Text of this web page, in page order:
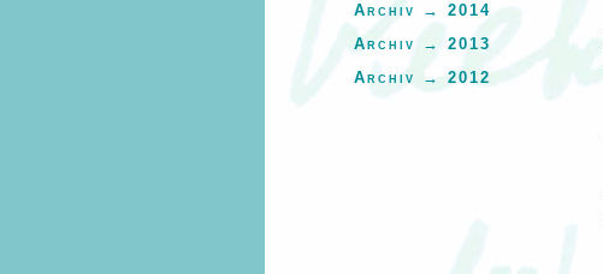
Archiv → 2014
Archiv → 2013
Archiv → 2012